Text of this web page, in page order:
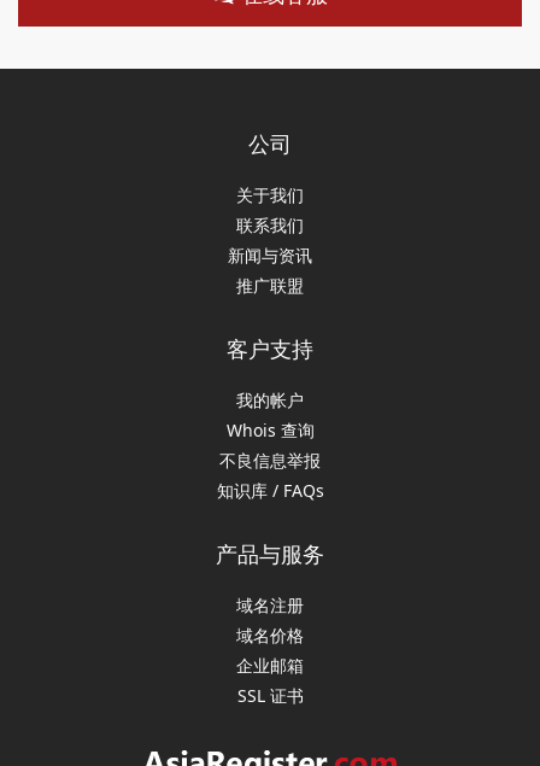
公司
关于我们
联系我们
新闻与资讯
推广联盟
客户支持
我的帐户
Whois 查询
不良信息举报
知识库 / FAQs
产品与服务
域名注册
域名价格
企业邮箱
SSL 证书